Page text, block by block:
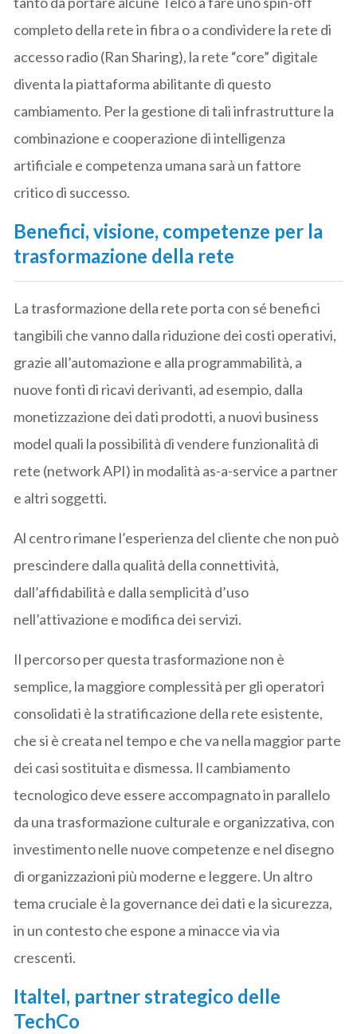
completo della rete in fibra o a condividere la rete di
accesso radio (Ran Sharing), la rete “core” digitale
diventa la piattaforma abilitante di questo
cambiamento. Per la gestione di tali infrastrutture la
combinazione e cooperazione di intelligenza
artificiale e competenza umana sarà un fattore
critico di successo.
Benefici, visione, competenze per la
trasformazione della rete
La trasformazione della rete porta con sé benefici
tangibili che vanno dalla riduzione dei costi operativi,
grazie all’automazione e alla programmabilità, a
nuove fonti di ricavi derivanti, ad esempio, dalla
monetizzazione dei dati prodotti, a nuovi business
model quali la possibilità di vendere funzionalità di
rete (network API) in modalità as-a-service a partner
e altri soggetti.
Al centro rimane l’esperienza del cliente che non può
prescindere dalla qualità della connettività,
dall’affidabilità e dalla semplicità d’uso
nell’attivazione e modifica dei servizi.
Il percorso per questa trasformazione non è
semplice, la maggiore complessità per gli operatori
consolidati è la stratificazione della rete esistente,
che si è creata nel tempo e che va nella maggior parte
dei casi sostituita e dismessa. Il cambiamento
tecnologico deve essere accompagnato in parallelo
da una trasformazione culturale e organizzativa, con
investimento nelle nuove competenze e nel disegno
di organizzazioni più moderne e leggere. Un altro
tema cruciale è la governance dei dati e la sicurezza,
in un contesto che espone a minacce via via
crescenti.
Italtel, partner strategico delle
TechCo